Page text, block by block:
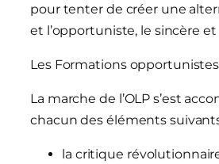
pour tenter de créer une
et l’opportuniste, le sincère
Les Formations opportunistes
La marche de l’OLP s’est
chacun des éléments
la critique